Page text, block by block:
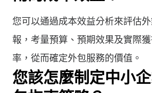
您可以通過成本效益分析來評估
報，考量預算、預期效果及實際
率，從而確定外包服務的價值。
您該怎麼制定中小